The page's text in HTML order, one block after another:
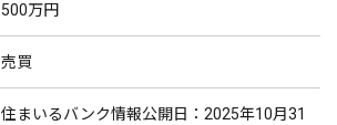
500万円
売買
住まいるバンク情報公開日：2025年10月31